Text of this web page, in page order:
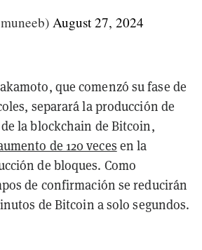
August 27, 2024
que comenzó su fase de
separará la producción de
la blockchain de Bitcoin,
de 120 veces en la
de bloques. Como
de confirmación se reducirán
de Bitcoin a solo segundos.